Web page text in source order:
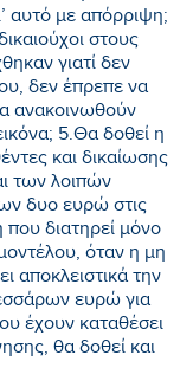
αυτό με απόρριψη;
στους
γιατί δεν
δεν έπρεπε να
ανακοινωθούν
5.Θα δοθεί η
και δικαίωσης
των λοιπών
δυο ευρώ στις
διατηρεί μόνο
όταν η μη
αποκλειστικά την
ευρώ για
έχουν καταθέσει
θα δοθεί και